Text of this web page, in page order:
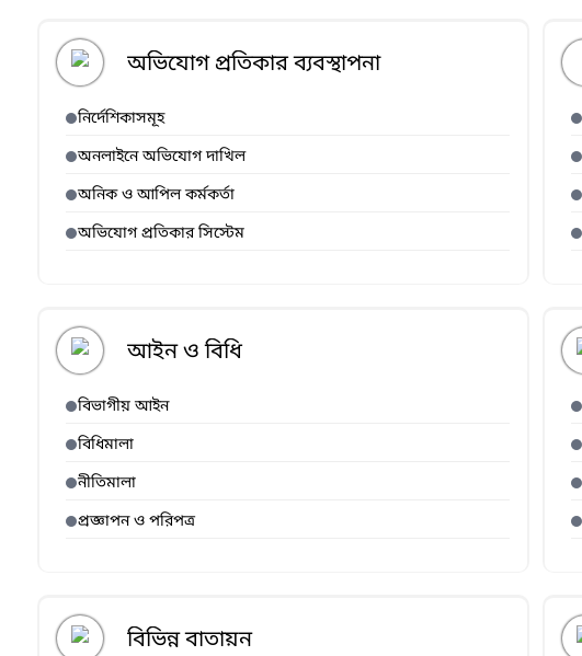
অভিযোগ প্রতিকার ব্যবস্থাপনা
নির্দেশিকাসমূহ
অনলাইনে অভিযোগ দাখিল
অনিক ও আপিল কর্মকর্তা
অভিযোগ প্রতিকার সিস্টেম
আইন ও বিধি
বিভাগীয় আইন
বিধিমালা
নীতিমালা
প্রজ্ঞাপন ও পরিপত্র
বিভিন্ন বাতায়ন